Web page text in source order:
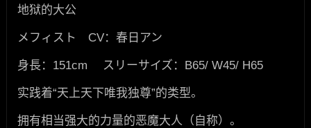
地狱的大公
メフィスト CV：春日アン
身長：151cm スリーサイズ：B65/ W45/ H65
实践着“天上天下唯我独尊”的类型。
拥有相当强大的力量的恶魔大人（自称）。